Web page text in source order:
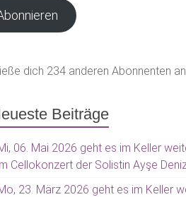
dich 234 anderen Abonnenten an
Beiträge
06. Mai 2026 geht es im Keller
Cellokonzert der Solistin Ayşe
23. März 2026 geht es im Keller